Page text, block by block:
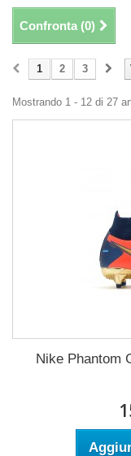
Confronta (0)
1 2 3
Mostrando 1 - 12 di 27
Nike Phantom